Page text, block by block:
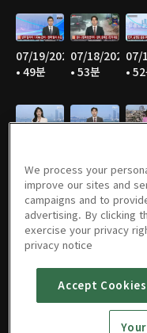
07/19/2026
• 49분
07/18/2026
• 53분
07/
•
•
06/13/2026
• 55분
06/07/2026
• 47분
06/
05/23/202605/
We process your
improve our sites and
campaigns and to
advertising. By clicking
exercise your privacy
privacy notice
Accept Cookies